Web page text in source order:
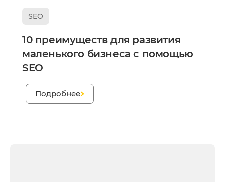
SEO
10 преимуществ для развития
маленького бизнеса с помощью
SEO
Подробнее